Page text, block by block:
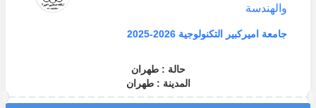
والهندسة
جامعة اميركبير التكنولوجية 2026-2025
حالة : طهران
المدينة : طهران